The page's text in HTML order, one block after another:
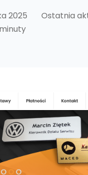
2025
Ostatnia